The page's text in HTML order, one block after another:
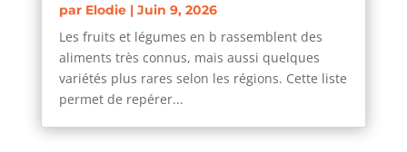
par Elodie| Juin 9, 2026
Les fruits et légumes en b rassemblent des
aliments très connus, mais aussi quelques
variétés plus rares selon les régions. Cette liste
permet de repérer...